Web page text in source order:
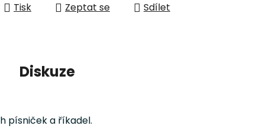
Tisk Zeptat se Sdílet
Diskuze
písniček a říkadel.